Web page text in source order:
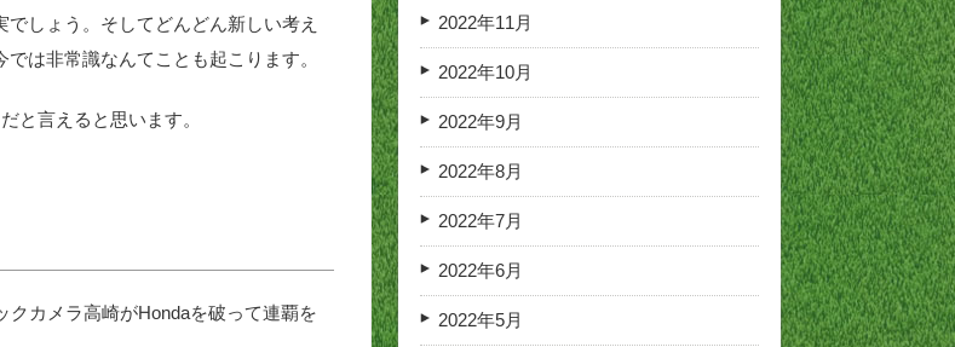
しょう。そしてどんどん新しい考え
は非常識なんてことも起こります。
と言えると思います。
カメラ高崎がHondaを破って連覇を
2022年11月
2022年10月
2022年9月
2022年8月
2022年7月
2022年6月
2022年5月